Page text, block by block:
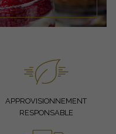
APPROVISIONNEMENT
RESPONSABLE